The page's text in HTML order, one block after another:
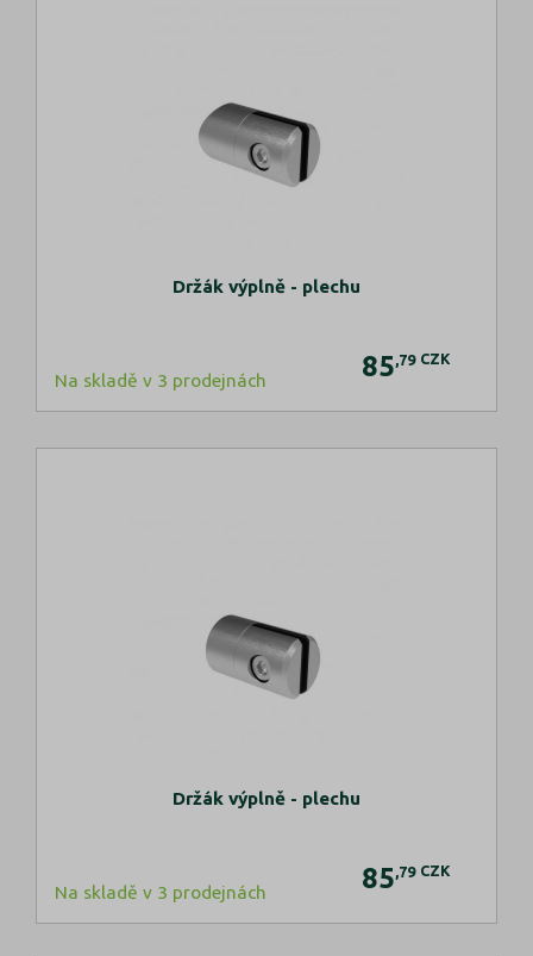
Držák výplně - plechu
Na skladě v 3 prodejnách 85 ,79 CZK
Držák výplně - plechu
Na skladě v 3 prodejnách 85 ,79 CZK